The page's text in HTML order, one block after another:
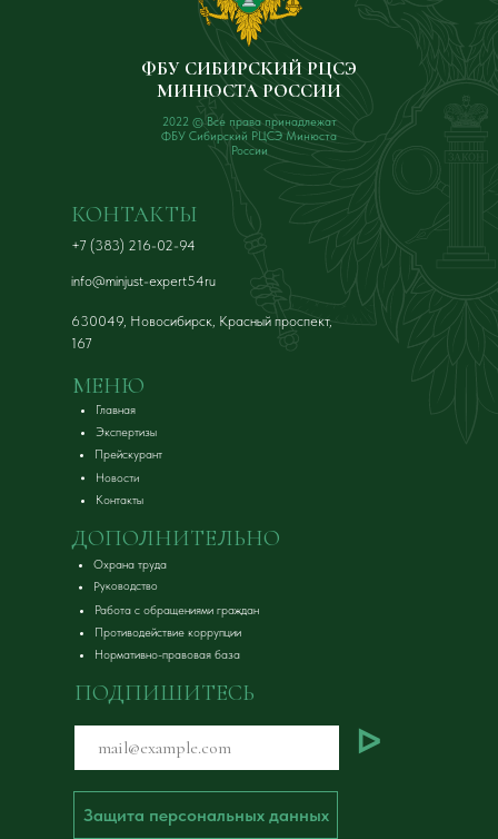
info@minjust-expert54ru
+7 (383) 216-02-94
630049, Новосибирск, Красный проспект,
167
КОНТАКТЫ
МЕНЮ
Главная
Экспертизы
Прейскурант
Новости
Контакты
Охрана труда
Руководство
Работа с обращениями граждан
ДОПОЛНИТЕЛЬНО
Противодействие коррупции
Нормативно-правовая база
ПОДПИШИТЕСЬ
ᐅ
Защита персональных данных
ФБУ СИБИРСКИЙ РЦСЭ
МИНЮСТА РОССИИ
2022 © Все права принадлежат
ФБУ Сибирский РЦСЭ Минюста
России